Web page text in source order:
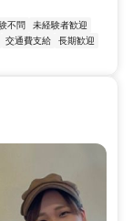
不問
未経験者歓迎
交通費支給
長期歓迎